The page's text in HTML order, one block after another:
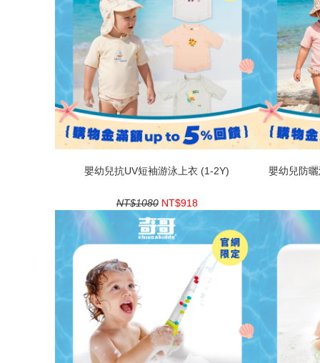
嬰幼兒抗UV短袖游泳上衣 (1-2Y)
NT$1080 NT$918
嬰幼兒防